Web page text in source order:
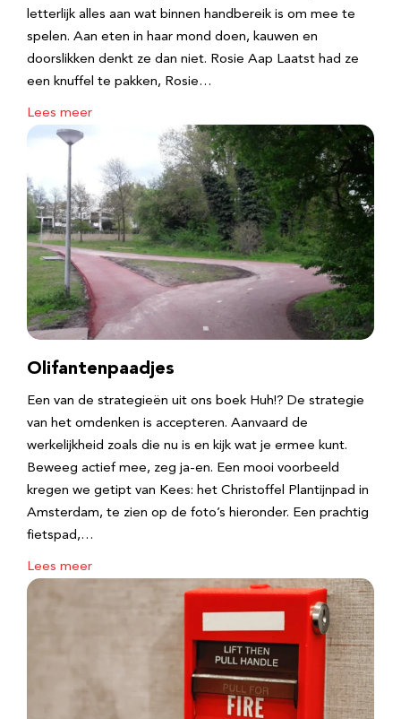
letterlijk alles aan wat binnen handbereik is om mee te
spelen. Aan eten in haar mond doen, kauwen en
doorslikken denkt ze dan niet. Rosie Aap Laatst had ze
een knuffel te pakken, Rosie…
Lees meer
Olifantenpaadjes
Een van de strategieën uit ons boek Huh!? De strategie
van het omdenken is accepteren. Aanvaard de
werkelijkheid zoals die nu is en kijk wat je ermee kunt.
Beweeg actief mee, zeg ja-en. Een mooi voorbeeld
kregen we getipt van Kees: het Christoffel Plantijnpad in
Amsterdam, te zien op de foto’s hieronder. Een prachtig
fietspad,…
Lees meer